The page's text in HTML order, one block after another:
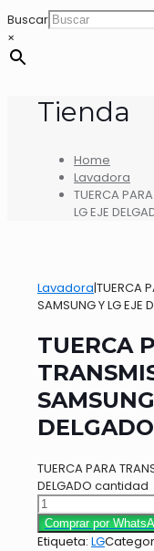
Buscar
×
Tienda
Home
Lavadora
TUERCA
LG EJE
Lavadora|TUERCA
SAMSUNG Y LG EJE
TUERCA
DELGADO
TUERCA PARA
DELGADO cantidad
Comprar por
Etiqueta: LG